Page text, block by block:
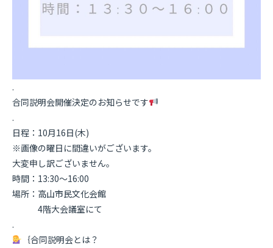
.
合同説明会開催決定のお知らせです
.
日程：10月16日(木)
※画像の曜日に間違いがございます。
大変申し訳ございません。
時間：13:30〜16:00
場所：高山市民文化会館
4階大会議室にて
.
｛合同説明会とは？